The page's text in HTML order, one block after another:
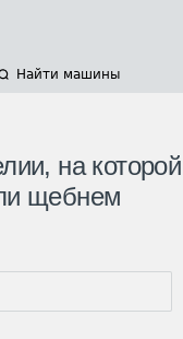
Найти машины
на которой
щебнем